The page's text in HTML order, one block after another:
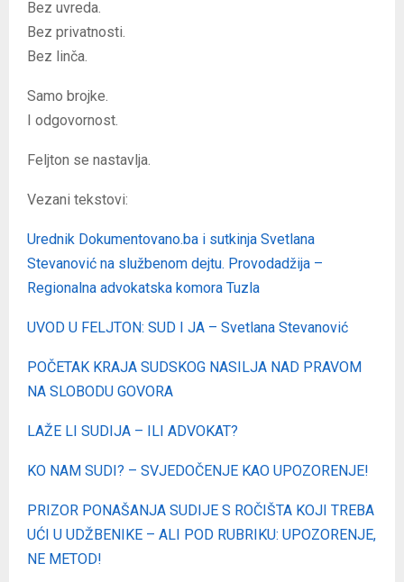
Bez uvreda.
Bez privatnosti.
Bez linča.
Samo brojke.
I odgovornost.
Feljton se nastavlja.
Vezani tekstovi:
Urednik Dokumentovano.ba i sutkinja Svetlana
Stevanović na službenom dejtu. Provodadžija –
Regionalna advokatska komora Tuzla
UVOD U FELJTON: SUD I JA – Svetlana Stevanović
POČETAK KRAJA SUDSKOG NASILJA NAD PRAVOM
NA SLOBODU GOVORA
LAŽE LI SUDIJA – ILI ADVOKAT?
KO NAM SUDI? – SVJEDOČENJE KAO UPOZORENJE!
PRIZOR PONAŠANJA SUDIJE S ROČIŠTA KOJI TREBA
UĆI U UDŽBENIKE – ALI POD RUBRIKU: UPOZORENJE,
NE METOD!